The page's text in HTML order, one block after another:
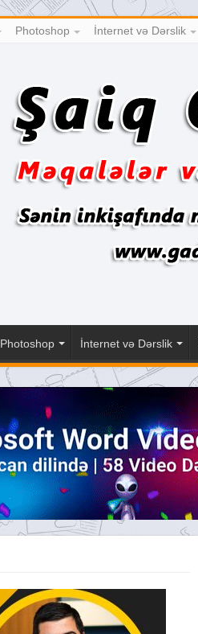
Photoshop İnternet və Dərslik
Photoshop İnternet və Dərslik